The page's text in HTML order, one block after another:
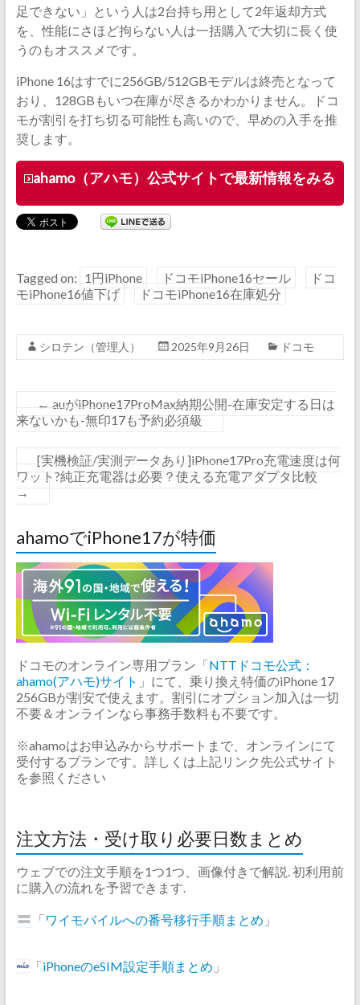
足できない」という人は2台持ち用として2年返却方式
を、性能にさほど拘らない人は一括購入で大切に長く使
うのもオススメです。
iPhone 16はすでに256GB/512GBモデルは終売となって
おり、128GBもいつ在庫が尽きるかわかりません。ドコ
モが割引を打ち切る可能性も高いので、早めの入手を推
奨します。
ahamo（アハモ）公式サイトで最新情報をみる
Tagged on: 1円iPhone ドコモiPhone16セール
ドコ
モiPhone16値下げ
ドコモiPhone16在庫処分
シロテン（管理人） 2025年9月26日 ドコモ
← auがiPhone17ProMax納期公開-在庫安定する日は
来ないかも-無印17も予約必須級
[実機検証/実測データあり]iPhone17Pro充電速度は何
ワット?純正充電器は必要？使える充電アダプタ比較
→
ahamoでiPhone17が特価
ドコモのオンライン専用プラン「NTTドコモ公式：
ahamo(アハモ)サイト 」にて、乗り換え特価のiPhone 17
256GBが割安で使えます。割引にオプション加入は一切
不要＆オンラインなら事務手数料も不要です。
※ahamoはお申込みからサポートまで、オンラインにて
受付するプランです。詳しくは上記リンク先公式サイト
を参照ください
注文方法・受け取り必要日数まとめ
ウェブでの注文手順を1つ1つ、画像付きで解説. 初利用前
に購入の流れを予習できます.
「ワイモバイルへの番号移行手順まとめ 」
「iPhoneのeSIM設定手順まとめ 」